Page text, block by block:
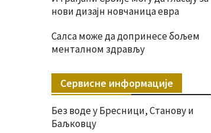
нови дизајн новчаница евра
Салса може да допринесе бољем
менталном здрављу
Сервисне информације
Без воде у Бресници, Станову и
Баљковцу